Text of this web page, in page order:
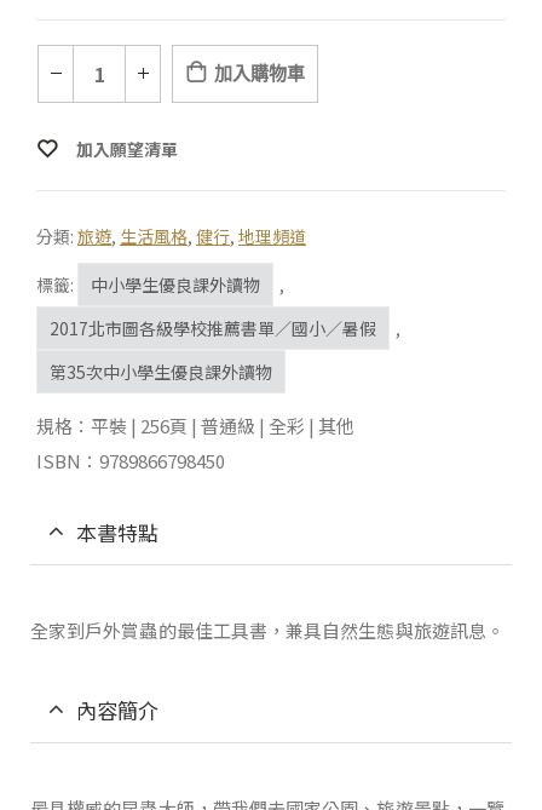
加入購物車
加入願望清單
分類: 旅遊, 生活風格, 健行, 地理頻道
標籤:
中小學生優良課外讀物
,
2017北市圖各級學校推薦書單／國小／暑假
,
第35次中小學生優良課外讀物
規格：平裝 | 256頁 | 普通級 | 全彩 | 其他
ISBN：9789866798450
本書特點
全家到戶外賞蟲的最佳工具書，兼具自然生態與旅遊訊息。
內容簡介